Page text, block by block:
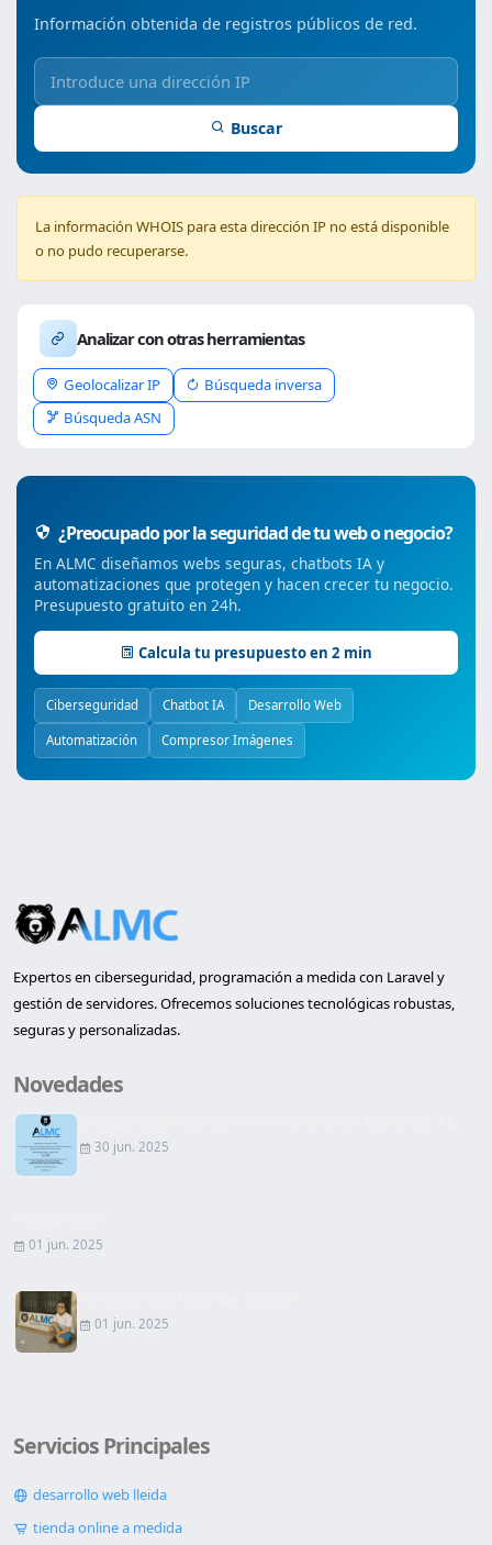
Información obtenida de registros públicos de red.
Buscar
La información WHOIS para esta dirección IP no está disponible
o no pudo recuperarse.
Analizar con otras herramientas
Geolocalizar IP
Búsqueda inversa
Búsqueda ASN
¿Preocupado por la seguridad de tu web o negocio?
En ALMC diseñamos webs seguras, chatbots IA y
automatizaciones que protegen y hacen crecer tu negocio.
Presupuesto gratuito en 24h.
Calcula tu presupuesto en 2 min
Ciberseguridad Chatbot IA Desarrollo Web
Automatización Compresor Imágenes
Expertos en ciberseguridad, programación a medida con Laravel y
gestión de servidores. Ofrecemos soluciones tecnológicas robustas,
seguras y personalizadas.
Novedades
30 jun. 2025
01 jun. 2025
01 jun. 2025
Servicios Principales
desarrollo web lleida
tienda online a medida